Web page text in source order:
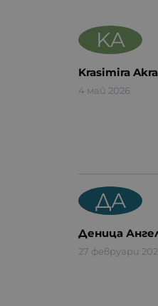
KA
Krasimira
4 май 2026
ДА
Деница
27 февруари